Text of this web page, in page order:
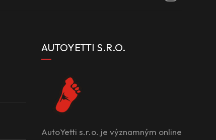
AUTOYETTI S.R.O.
AutoYetti s.r.o. je významným online